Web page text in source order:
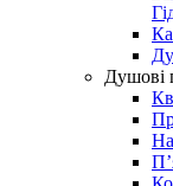
Душові